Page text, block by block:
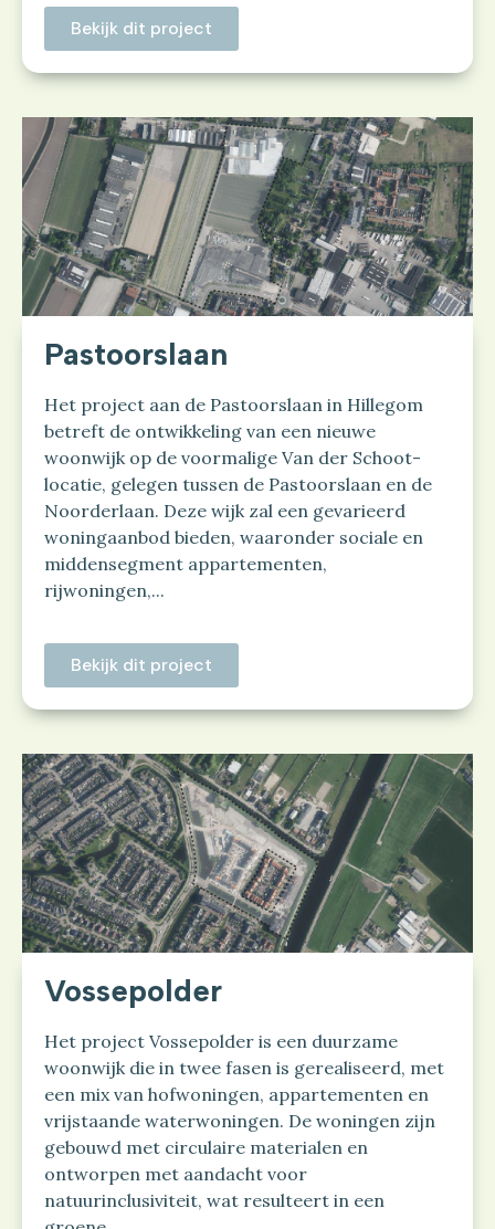
Bekijk dit project
Pastoorslaan
Het project aan de Pastoorslaan in Hillegom
betreft de ontwikkeling van een nieuwe
woonwijk op de voormalige Van der Schoot-
locatie, gelegen tussen de Pastoorslaan en de
Noorderlaan. Deze wijk zal een gevarieerd
woningaanbod bieden, waaronder sociale en
middensegment appartementen,
rijwoningen,...
Bekijk dit project
Vossepolder
Het project Vossepolder is een duurzame
woonwijk die in twee fasen is gerealiseerd, met
een mix van hofwoningen, appartementen en
vrijstaande waterwoningen. De woningen zijn
gebouwd met circulaire materialen en
ontworpen met aandacht voor
natuurinclusiviteit, wat resulteert in een